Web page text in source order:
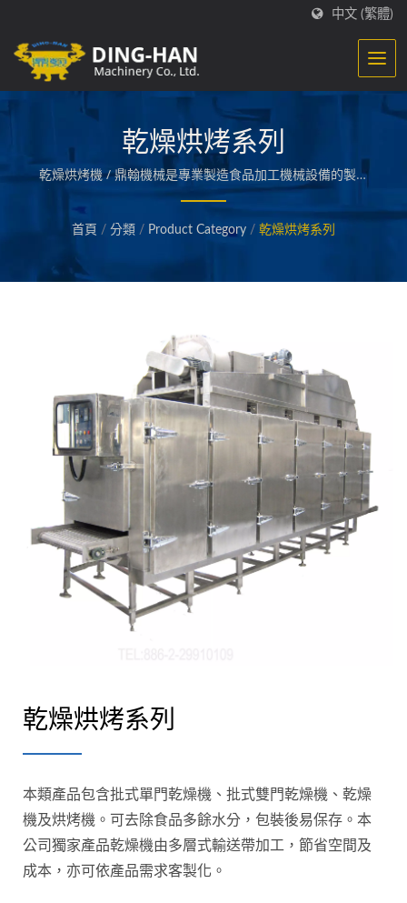
中文 (繁體)
乾燥烘烤系列
乾燥烘烤機 / 鼎翰機械是專業製造食品加工機械設備的製造
廠, 專精於生產魚漿類食品加工機械, 如貢魚丸, 甜不辣及火
鍋料等整廠製造, 現在更擴大生產至肉品、素食品及各項加
工調理食品機械之整廠規劃設計。
首頁 / 分類 / Product Category / 乾燥烘烤系列
乾燥烘烤系列
本類產品包含批式單門乾燥機、批式雙門乾燥機、乾燥
機及烘烤機。可去除食品多餘水分，包裝後易保存。本
公司獨家產品乾燥機由多層式輸送帶加工，節省空間及
成本，亦可依產品需求客製化。